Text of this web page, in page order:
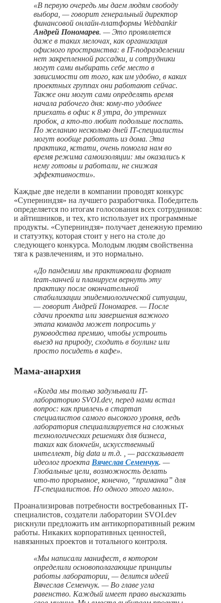
«В первую очередь мы даем людям свободу
выбора, — говорит генеральный директор
финансовой онлайн-платформы Webbankir
Андрей Пономарев. — Это проявляется
даже в таких мелочах, как организация
офисного пространства: в IT-подразделении
нет закрепленной рассадки, и сотрудники
могут сами выбирать себе место в
зависимости от того, как им удобно, в каких
проектных группах они работают сейчас.
Также они могут сами определять время
начала рабочего дня: кому-то удобнее
приехать в офис к 8 утра, до утренних
пробок, а кто-то любит подольше поспать.
По желанию несколько дней IT-специалисты
могут вообще работать из дома. Эта
практика, кстати, очень помогла нам во
время режима самоизоляции: мы оказались к
нему готовы и работали, не снижая
эффективности».
Каждые две недели в компании проводят конкурс
«Суперниндзя» на лучшего разработчика. Победитель
определяется по итогам голосования всех сотрудников:
и айтишников, и тех, кто использует их программные
продукты. «Суперниндзя» получает денежную премию
и статуэтку, которая стоит у него на столе до
следующего конкурса. Молодым людям свойственна
тяга к развлечениям, и это нормально.
«До пандемии мы практиковали формат
team-ланчей и планируем вернуть эту
практику после окончательной
стабилизации эпидемиологической ситуации,
— говорит Андрей Пономарев. — После
сдачи проекта или завершения важного
этапа команда может попросить у
руководства премию, чтобы устроить
выезд на природу, сходить в боулинг или
просто посидеть в кафе».
Мама-анархия
«Когда мы только задумывали IT-
лабораторию SVOI.dev, перед нами встал
вопрос: как привлечь в стартап
специалистов самого высокого уровня, ведь
лаборатория специализируется на сложных
технологических решениях для бизнеса,
таких как блокчейн, искусственный
интеллект, big data и т.д. , — рассказывает
идеолог проекта Вячеслав Семенчук. —
Глобальные цели, возможность делать
что-то прорывное, конечно, “приманка” для
IT-специалистов. Но одного этого мало».
Проанализировав потребности востребованных IT-
специалистов, создатели лаборатории SVOI.dev
рискнули предложить им антикорпоративный режим
работы. Никаких корпоративных ценностей,
навязанных проектов и тотального контроля.
«Мы написали манифест, в котором
определили основополагающие принципы
работы лаборатории, — делится идеей
Вячеслав Семенчук. — Во главе угла
равенство. Каждый имеет право высказать